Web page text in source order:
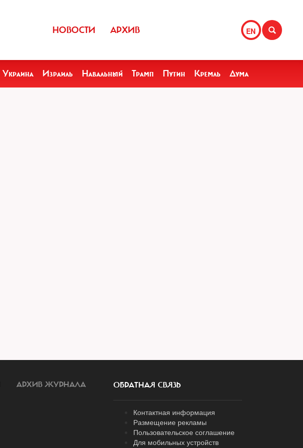
EN
НОВОСТИ АРХИВ
Украина Израиль Навальный Трамп Путин Кремль Дума
АРХИВ ЖУРНАЛА ОБРАТНАЯ СВЯЗЬ
Контактная информация
Размещение рекламы
Пользовательское соглашение
Для мобильных устройств